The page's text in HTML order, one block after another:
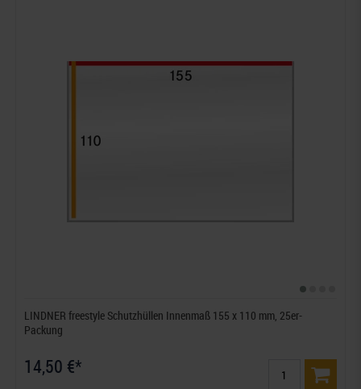
LINDNER freestyle Schutzhüllen Innenmaß 155 x 110 mm, 25er-
Packung
14,50 €*